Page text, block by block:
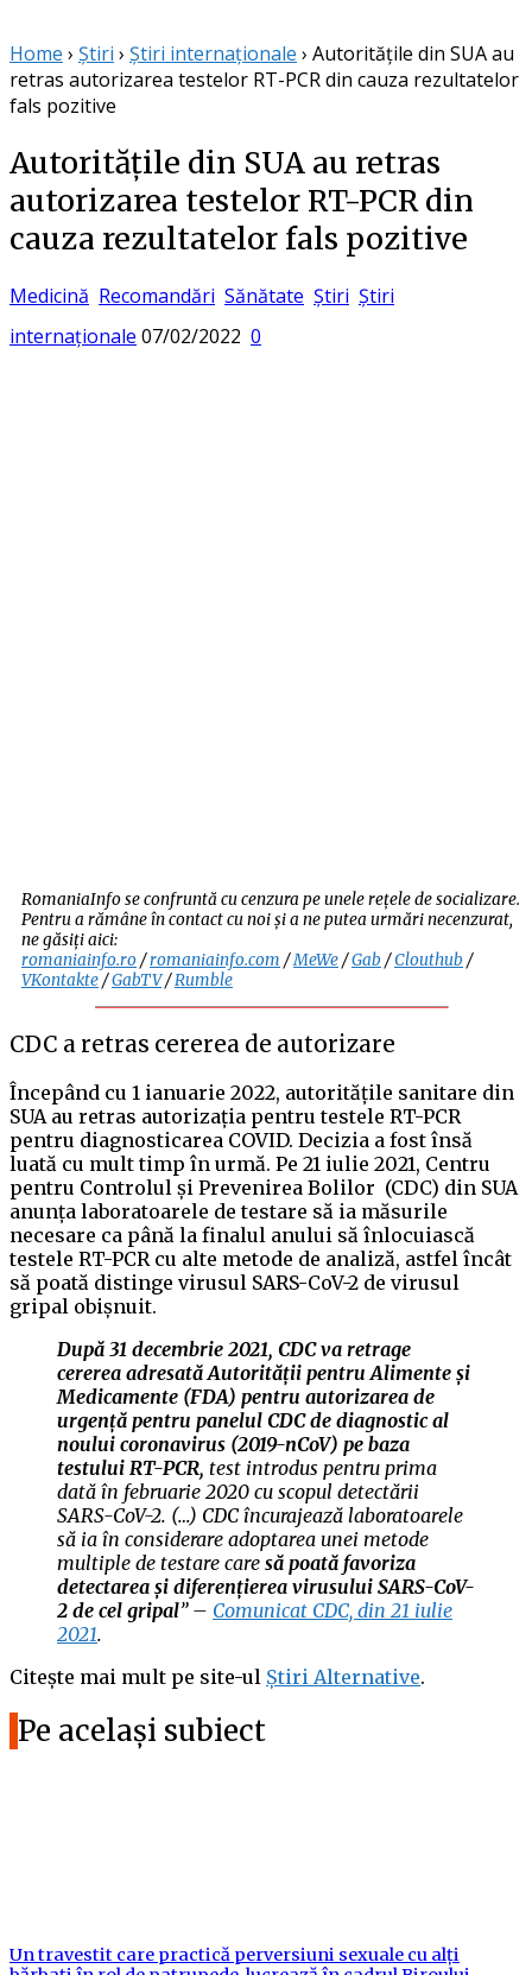
Home › Știri › Știri internaționale › Autoritățile din SUA au
retras autorizarea testelor RT-PCR din cauza rezultatelor
fals pozitive
Autoritățile din SUA au retras
autorizarea testelor RT-PCR din
cauza rezultatelor fals pozitive
Medicină Recomandări Sănătate Știri Știri
internaționale on
07/02/2022 0
RomaniaInfo se confruntă cu cenzura pe unele rețele de socializare.
Pentru a rămâne în contact cu noi și a ne putea urmări necenzurat,
ne găsiți aici:
romaniainfo.ro/romaniainfo.com /MeWe/Gab /Clouthub /
VKontakte/GabTV/Rumble
CDC a retras cererea de autorizare
Începând cu 1 ianuarie 2022, autoritățile sanitare din
SUA au retras autorizația pentru testele RT-PCR
pentru diagnosticarea COVID. Decizia a fost însă
luată cu mult timp în urmă. Pe 21 iulie 2021, Centru
pentru Controlul și Prevenirea Bolilor (CDC) din SUA
anunța laboratoarele de testare să ia măsurile
necesare ca până la finalul anului să înlocuiască
testele RT-PCR cu alte metode de analiză, astfel încât
să poată distinge virusul SARS-CoV-2 de virusul
gripal obișnuit.
După 31 decembrie 2021, CDC va retrage
cererea adresată Autorității pentru Alimente și
Medicamente (FDA) pentru autorizarea de
urgență pentru panelul CDC de diagnostic al
noului coronavirus (2019-nCoV) pe baza
testului RT-PCR, test introdus pentru prima
dată în februarie 2020 cu scopul detectării
SARS-CoV-2. (…) CDC încurajează laboratoarele
să ia în considerare adoptarea unei metode
multiple de testare care să poată favoriza
detectarea și diferențierea virusului SARS-CoV-
2 de cel gripal” – Comunicat CDC, din 21 iulie
2021.
Citește mai mult pe site-ul Știri Alternative.
Pe același subiect
Un travestit care practică perversiuni sexuale cu alți